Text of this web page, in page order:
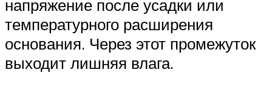
напряжение после усадки или
температурного расширения
основания. Через этот промежуток
выходит лишняя влага.